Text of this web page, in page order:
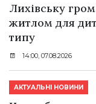
Лихівську
житлом для
типу
14:00, 07.08.2026
АКТУАЛЬНІ НОВИНИ